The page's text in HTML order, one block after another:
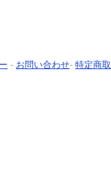
- お問い合わせ- 特定商